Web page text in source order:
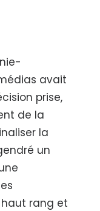
avait
prise,
de la
la
un
rang et